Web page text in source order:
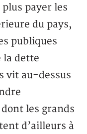
payer les
du pays,
publiques
la dette
vit au-dessus
les grands
d’ailleurs à